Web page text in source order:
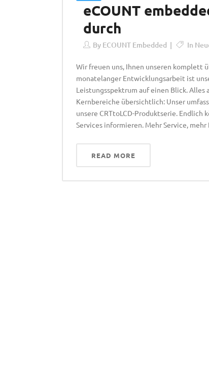
eCOUNT
durch
By ECOUNT Embedded In
Wir freuen uns, Ihnen unseren komplett
monatelanger Entwicklungsarbeit ist
Leistungsspektrum auf einen Blick.
Kernbereiche übersichtlich: Unser
unsere CRTtoLCD-Produktserie. Endlich
Services informieren. Mehr Service,
READ MORE